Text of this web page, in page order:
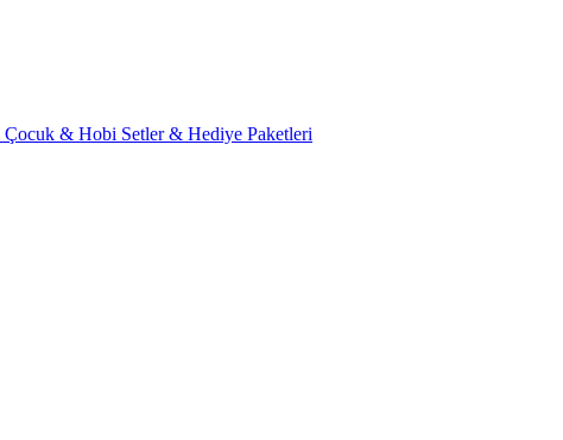
Çocuk & Hobi Setler & Hediye Paketleri